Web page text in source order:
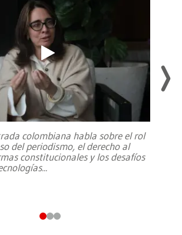
colombiana habla sobre el rol
del periodismo, el derecho al
constitucionales y los desafíos
...